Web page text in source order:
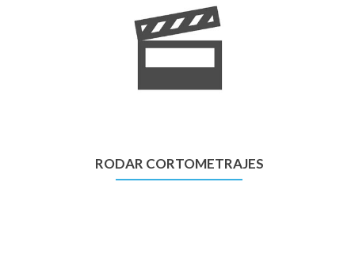
RODAR CORTOMETRAJES